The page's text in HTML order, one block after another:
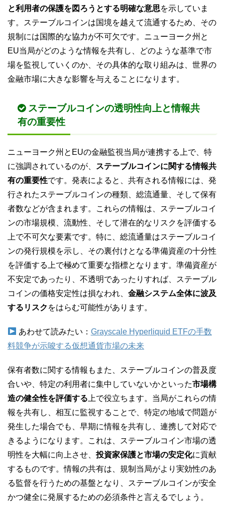
と利用者の保護を図ろうとする明確な意思を示していま
す。ステーブルコインは国境を越えて流通するため、その
規制には国際的な協力が不可欠です。ニューヨーク州と
EU当局がどのような情報を共有し、どのような基準で市
場を監視していくのか、その具体的な取り組みは、世界の
金融市場に大きな影響を与えることになります。
ステーブルコインの透明性向上と情報共
有の重要性
ニューヨーク州とEUの金融監視当局が連携する上で、特
に強調されているのが、
ステーブルコインに関する情報共
有の重要性です。発表によると、共有される情報には、発
行されたステーブルコインの種類、総流通量、そして保有
者数などが含まれます。これらの情報は、ステーブルコイ
ンの市場規模、流動性、そして潜在的なリスクを評価する
上で不可欠な要素です。特に、総流通量はステーブルコイ
ンの発行規模を示し、その裏付けとなる準備資産の十分性
を評価する上で極めて重要な指標となります。準備資産が
不安定であったり、不透明であったりすれば、ステーブル
コインの価格安定性は損なわれ、 金融システム全体に波及
するリスク をはらむ可能性があります。
あわせて読みたい： Grayscale Hyperliquid ETFの手数
料競争が示唆する仮想通貨市場の未来
保有者数に関する情報もまた、ステーブルコインの普及度
合いや、特定の利用者に集中していないかといった市場構
造の健全性を評価する 上で役立ちます。当局がこれらの情
報を共有し、相互に監視することで、特定の地域で問題が
発生した場合でも、早期に情報を共有し、連携して対応で
きるようになります。これは、ステーブルコイン市場の透
明性を大幅に向上させ、 投資家保護と市場の安定化に貢献
するものです。情報の共有は、規制当局がより実効性のあ
る監督を行うための基盤となり、ステーブルコインが安全
かつ健全に発展するための必須条件と言えるでしょう。